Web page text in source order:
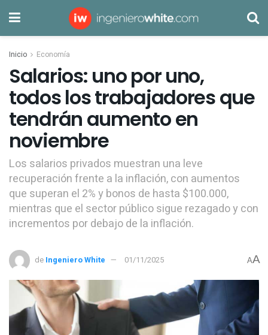
Inicio Economía
Salarios: uno por uno,
todos los trabajadores que
tendrán aumento en
noviembre
Los salarios privados muestran una leve
recuperación frente a la inflación, con aumentos
que superan el 2% y bonos de hasta $100.000,
mientras que el sector público sigue rezagado y con
incrementos por debajo de la inflación.
de Ingeniero White 01/11/2025 AA